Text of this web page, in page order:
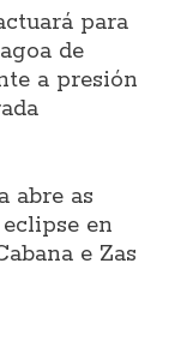
para
de
a presión
abre as
en
e Zas